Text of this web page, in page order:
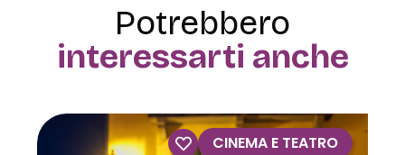
Potrebbero
interessarti anche
CINEMA E TEATRO